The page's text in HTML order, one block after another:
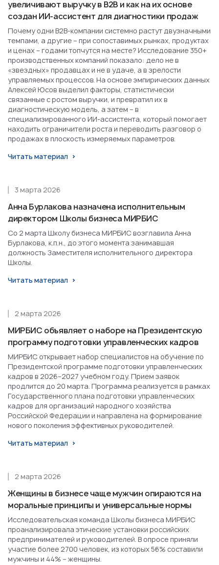
увеличивают выручку в B2B и как на их основе
создан ИИ-ассистент для диагностики продаж
Почему одни B2B-компании системно растут двузначными
темпами, а другие – при сопоставимых рынках, продуктах
и ценах – годами топчутся на месте? Исследование 350+
производственных компаний показало: дело не в
«звездных» продавцах и не в удаче, а в зрелости
управляемых процессов. На основе эмпирических данных
Алексей Юсов выделил факторы, статистически
связанные с ростом выручки, и превратил их в
диагностическую модель, а затем – в
специализированного ИИ-ассистента, который помогает
находить ограничители роста и переводить разговор о
продажах в плоскость измеряемых параметров.
Читать материал
Анна Бурлакова назначена исполнительным
директором Школы бизнеса МИРБИС
3 марта 2026
Со 2 марта Школу бизнеса МИРБИС возглавила Анна
Бурлакова, к.п.н., до этого момента занимавшая
должность Заместителя исполнительного директора
Школы.
Читать материал
МИРБИС объявляет о наборе на Президентскую
программу подготовки управленческих кадров
2 марта 2026
МИРБИС открывает набор специалистов на обучение по
Президентской программе подготовки управленческих
кадров в 2026–2027 учебном году. Прием заявок
продлится до 20 марта. Программа реализуется в рамках
Государственного плана подготовки управленческих
кадров для организаций народного хозяйства
Российской Федерации и направлена на формирование
нового поколения эффективных руководителей.
Читать материал
Женщины в бизнесе чаще мужчин опираются на
моральные принципы и универсальные нормы
2 марта 2026
Исследовательская команда Школы бизнеса МИРБИС
проанализировала этические установки российских
предпринимателей и руководителей. В опросе приняли
участие более 2700 человек, из которых 56% составили
мужчины и 44% – женщины.